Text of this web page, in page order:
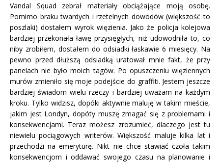
Vandal Squad zebrał materiały obciążające moją osobę.
Pomimo braku twardych i rzetelnych dowodów (większość to
poszlaki) dostałem wyrok więzienia. Jako że policja kolejowa
bardziej przekonała ławę przysięgłych, niż udowodniła to, co
niby zrobiłem, dostałem do odsiadki łaskawie 6 miesięcy. Na
pewno przed dłuższą odsiadką uratował mnie fakt, że przy
panelach nie było moich tagów. Po opuszczeniu więziennych
murów zmieniło się moje podejście do graffiti. Jestem jeszcze
bardziej świadom wielu rzeczy i bardziej uważam na każdym
kroku. Tylko widzisz, dopóki aktywnie maluję w takim mieście,
jakim jest Londyn, dopóty muszę zmagać się z problemami i
konsekwencjami. Teraz możesz zrozumieć, dlaczego jest tu
niewielu pociągowych writerów. Większość maluje kilka lat i
przechodzi na emeryturę. Nikt nie chce stawiać czoła takim
konsekwencjom i oddawać swojego czasu na planowanie i